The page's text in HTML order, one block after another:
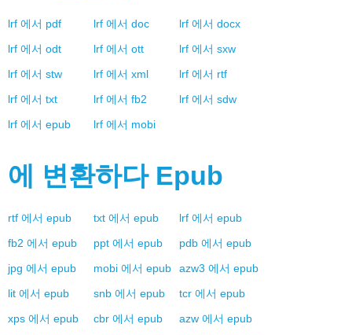
lrf 에서 pdf lrf 에서 doc lrf 에서 docx
lrf 에서 odt lrf 에서 ott lrf 에서 sxw
lrf 에서 stw lrf 에서 xml lrf 에서 rtf
lrf 에서 txt lrf 에서 fb2 lrf 에서 sdw
lrf 에서 epub lrf 에서 mobi
에 변환하다 Epub
rtf 에서 epub txt 에서 epub lrf 에서 epub
fb2 에서 epub ppt 에서 epub pdb 에서 epub
jpg 에서 epub mobi 에서 epub azw3 에서 epub
lit 에서 epub snb 에서 epub tcr 에서 epub
xps 에서 epub cbr 에서 epub azw 에서 epub